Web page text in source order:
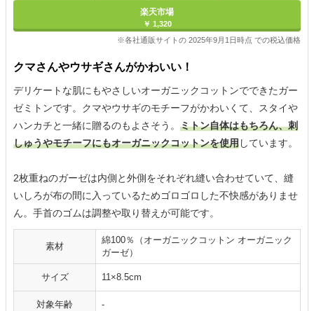
楽天市場
￥ 1,320
※各社通販サイトの 2025年9月1日時点 での税込価格
クマさんやウサギさんがかわいい！
デリケートな肌にもやさしいオーガニックコットンでできたガー
ゼミトンです。クマやウサギのモチーフがかわいくて、スタイや
ハンカチと一緒に贈るのもよさそう。 ミトン自体はもちろん、刺
しゅうやモチーフにもオーガニックコットンを使用しています。
2枚重ねのガーゼは内側と外側をそれぞれ縫い合わせていて、縫
いしろが布の間に入っているためゴロゴロした不快感がありませ
ん。手首のゴムは調整や取り替えが可能です。
素材
綿100％（オーガニックコットン オーガニック
ガーゼ）
サイズ 11×8.5cm
対象年齢 -